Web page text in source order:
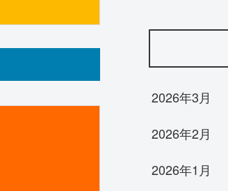
2026年3月
2026年2月
2026年1月